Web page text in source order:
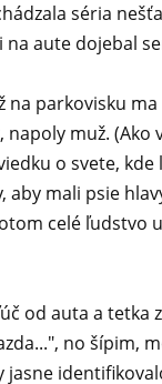
séria
aute dojebal
na parkovisku
muž. (Ako
o svete,
mali psie
celé ľudstvo
od auta a
no šípim,
jasne